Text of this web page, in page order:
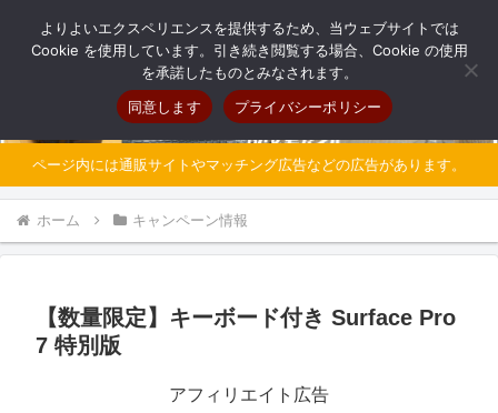
自分だけのオリジナルパソコンを持とう
ページ内には通販サイトやマッチング広告などの広告があります。
ホーム キャンペーン情報
【数量限定】キーボード付き Surface Pro
7 特別版
アフィリエイト広告
よりよいエクスペリエンスを提供するため、当ウェブサイトでは
Cookie を使用しています。引き続き閲覧する場合、Cookie の使用
を承諾したものとみなされます。
同意します
プライバシーポリシー